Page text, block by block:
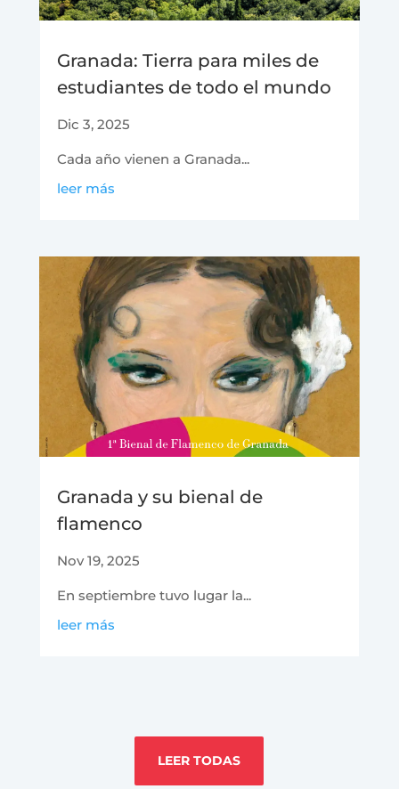
Granada: Tierra para miles de
estudiantes de todo el mundo
Dic 3, 2025
Cada año vienen a Granada...
leer más
Granada y su bienal de
flamenco
Nov 19, 2025
En septiembre tuvo lugar la...
leer más
LEER TODAS